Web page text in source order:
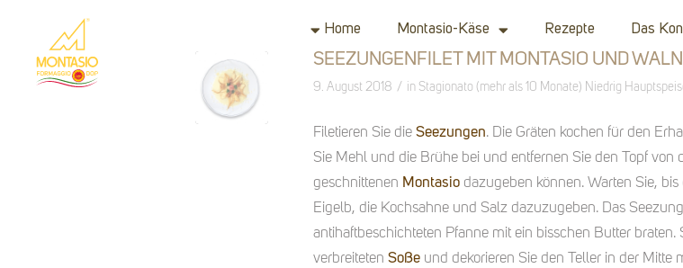
Home Montasio-Käse Rezepte Das
SEEZUNGENFILET MIT MONTASIO UND
9. August 2018 / in Stagionato (mehr als 10 Monate) Niedrig
Filetieren Sie die Seezungen. Die Gräten kochen für den
Sie Mehl und die Brühe bei und entfernen Sie den Topf von
geschnittenen Montasio dazugeben können. Warten Sie,
Eigelb, die Kochsahne und Salz dazuzugeben. Das
antihaftbeschichteten Pfanne mit ein bisschen Butter
verbreiteten Soße und dekorieren Sie den Teller in der Mitte